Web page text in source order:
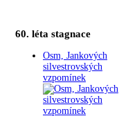
60. léta stagnace
Osm, Jankových
silvestrovských
vzpomínek